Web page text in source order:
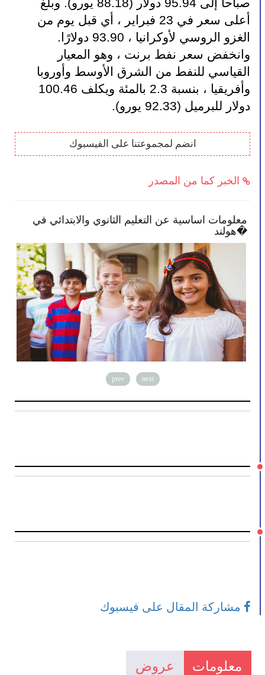
دولار للبرميل (92.33 يورو).
انضم لمجموعتنا على الفيسبوك
الخبر كما من المصدر
معلومات اساسية عن التعليم الثانوي والابتدائي في
هولند�
prev next
مشاركة المقال على فيسبوك
معلومات عروض